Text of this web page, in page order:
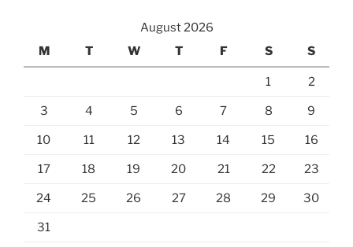
August 2026
M
T W T F S S
1 2
3 4 5 6 7 8 9
10 11 12 13 14 15 16
17 18 19 20 21 22 23
24 25 26 27 28 29 30
31